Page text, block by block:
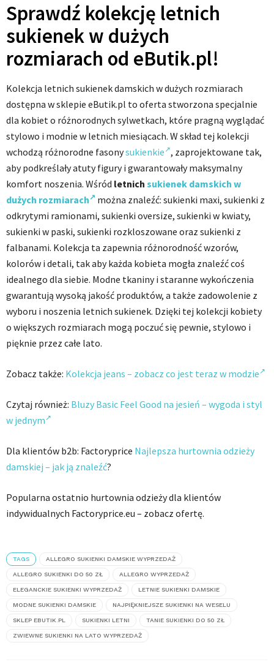
Sprawdź kolekcję letnich
sukienek w dużych
rozmiarach od eButik.pl!
Kolekcja letnich sukienek damskich w dużych rozmiarach
dostępna w sklepie eButik.pl to oferta stworzona specjalnie
dla kobiet o różnorodnych sylwetkach, które pragną wyglądać
stylowo i modnie w letnich miesiącach. W skład tej kolekcji
wchodzą różnorodne fasonysukienkie , zaprojektowane tak,
aby podkreślały atuty figury i gwarantowały maksymalny
komfort noszenia. Wśród letnich sukienek damskich w
dużych rozmiarach
można znaleźć: sukienki maxi, sukienki z
odkrytymi ramionami, sukienki oversize, sukienki w kwiaty,
sukienki w paski, sukienki rozkloszowane oraz sukienki z
falbanami. Kolekcja ta zapewnia różnorodność wzorów,
kolorów i detali, tak aby każda kobieta mogła znaleźć coś
idealnego dla siebie. Modne tkaniny i staranne wykończenia
gwarantują wysoką jakość produktów, a także zadowolenie z
wyboru i noszenia letnich sukienek. Dzięki tej kolekcji kobiety
o większych rozmiarach mogą poczuć się pewnie, stylowo i
pięknie przez całe lato.
Zobacz także: Kolekcja jeans – zobacz co jest teraz w modzie
Czytaj również: Bluzy Basic Feel Good na jesień – wygoda i styl
w jednym
Dla klientów b2b: Factoryprice Najlepsza hurtownia odzieży
damskiej – jak ją znaleźć?
Popularna ostatnio hurtownia odzieży dla klientów
indywidualnych Factoryprice.eu – zobacz ofertę.
TAGS ALLEGRO SUKIENKI DAMSKIE WYPRZEDAŻ
ALLEGRO SUKIENKI DO 50 ZŁ ALLEGRO WYPRZEDAŻ
ELEGANCKIE SUKIENKI WYPRZEDAŻ LETNIE SUKIENKI DAMSKIE
MODNE SUKIENKI DAMSKIE NAJPIĘKNIEJSZE SUKIENKI NA WESELU
SKLEP EBUTIK.PL SUKIENKI LETNI TANIE SUKIENKI DO 50 ZŁ
ZWIEWNE SUKIENKI NA LATO WYPRZEDAŻ